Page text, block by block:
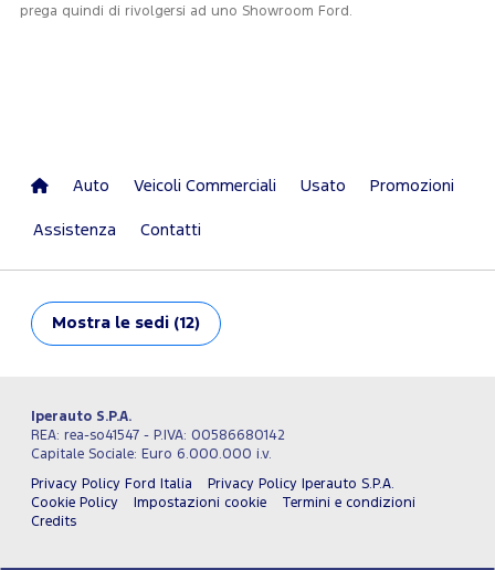
prega quindi di rivolgersi ad uno Showroom Ford.
Auto Veicoli Commerciali Usato Promozioni
Assistenza Contatti
Mostra le sedi (12)
Iperauto S.P.A.
REA: rea-so41547 - P.IVA: 00586680142
Capitale Sociale: Euro 6.000.000 i.v.
Privacy Policy Ford Italia
Privacy Policy Iperauto S.P.A.
Cookie Policy
Impostazioni cookie
Termini e condizioni
Credits